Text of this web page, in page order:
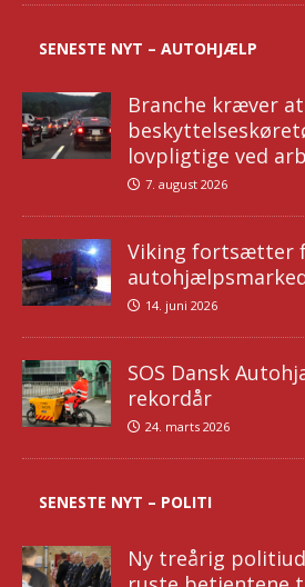
SENESTE NYT – AUTOHJÆLP
Branche kræver at
lovpligtige ved
7. august 2026
Viking fortsætter
14. juni 2026
SOS Dansk
rekordår
24. marts 2026
SENESTE NYT – POLITI
Ny treårig